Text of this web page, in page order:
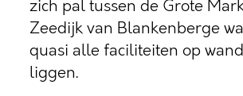
zich pal tussen de Grote
Zeedijk van Blankenberge
quasi alle faciliteiten op
liggen.